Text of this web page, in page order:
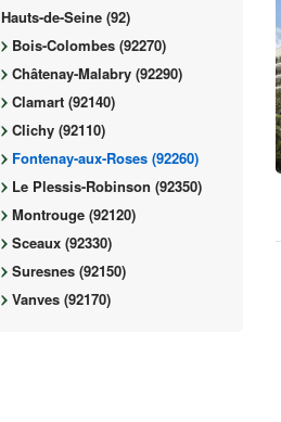
Hauts-de-Seine (92)
Bois-Colombes (92270)
Châtenay-Malabry (92290)
Clamart (92140)
Clichy (92110)
Fontenay-aux-Roses (92260)
Le Plessis-Robinson (92350)
Montrouge (92120)
Sceaux (92330)
Suresnes (92150)
Vanves (92170)